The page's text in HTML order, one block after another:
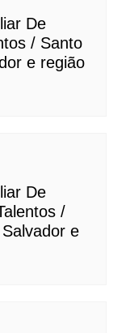
De
/ Santo
e região
De
/
e